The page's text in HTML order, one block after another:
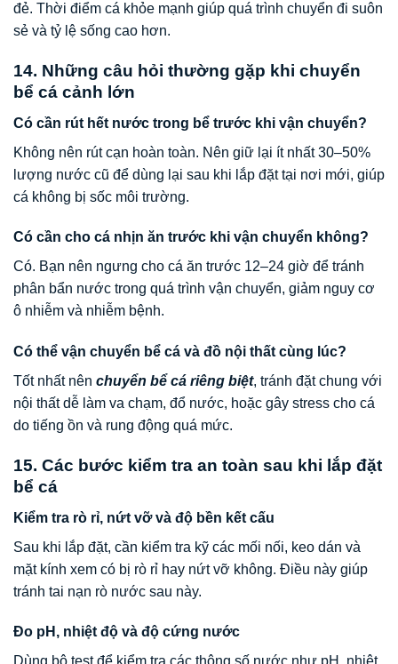
đẻ. Thời điểm cá khỏe mạnh giúp quá trình chuyển đi suôn
sẻ và tỷ lệ sống cao hơn.
14. Những câu hỏi thường gặp khi chuyển
bể cá cảnh lớn
Có cần rút hết nước trong bể trước khi vận chuyển?
Không nên rút cạn hoàn toàn. Nên giữ lại ít nhất 30–50%
lượng nước cũ để dùng lại sau khi lắp đặt tại nơi mới, giúp
cá không bị sốc môi trường.
Có cần cho cá nhịn ăn trước khi vận chuyển không?
Có. Bạn nên ngưng cho cá ăn trước 12–24 giờ để tránh
phân bẩn nước trong quá trình vận chuyển, giảm nguy cơ
ô nhiễm và nhiễm bệnh.
Có thể vận chuyển bể cá và đồ nội thất cùng lúc?
Tốt nhất nên chuyển bể cá riêng biệt, tránh đặt chung với
nội thất dễ làm va chạm, đổ nước, hoặc gây stress cho cá
do tiếng ồn và rung động quá mức.
15. Các bước kiểm tra an toàn sau khi lắp đặt
bể cá
Kiểm tra rò rỉ, nứt vỡ và độ bền kết cấu
Sau khi lắp đặt, cần kiểm tra kỹ các mối nối, keo dán và
mặt kính xem có bị rò rỉ hay nứt vỡ không. Điều này giúp
tránh tai nạn rò nước sau này.
Đo pH, nhiệt độ và độ cứng nước